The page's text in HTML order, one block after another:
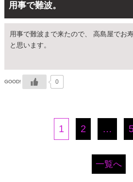
用事で難波。
用事で難波まで来たので、 高島屋でお
と思います。
GOOD! 0
1 2 …
一覧へ